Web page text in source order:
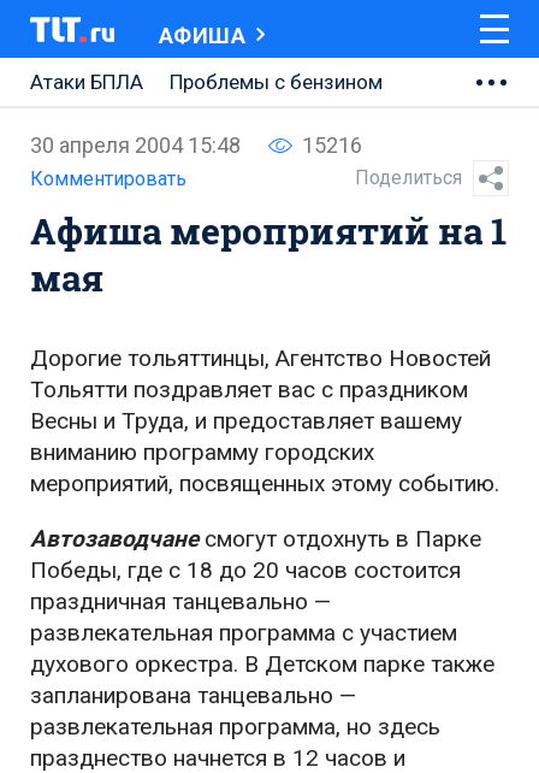
АФИША
Атаки БПЛА
Проблемы с бензином
Ремонт Центральной площади
Ремонт Обводного шоссе
Набережная Тольятти
30 апреля 2004 15:48 15216
Комментировать Поделиться
Афиша мероприятий на 1
мая
Дорогие тольяттинцы, Агентство Новостей
Тольятти поздравляет вас с праздником
Весны и Труда, и предоставляет вашему
вниманию программу городских
мероприятий, посвященных этому событию.
Автозаводчанесмогут отдохнуть в Парке
Победы, где с 18 до 20 часов состоится
праздничная танцевально —
развлекательная программа с участием
духового оркестра. В Детском парке также
запланирована танцевально —
развлекательная программа, но здесь
празднество начнется в 12 часов и